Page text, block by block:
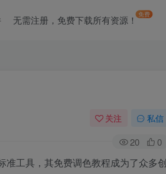
无需注册，免费下载所有资源！免费
关注 私信
20 0
工具，其免费调色教程成为了众多创